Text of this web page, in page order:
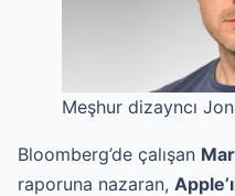
Meşhur dizayncı
Bloomberg’de çalışan
raporuna nazaran,